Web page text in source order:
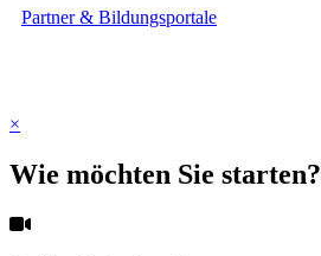
Partner & Bildungsportale
×
Wie möchten Sie starten?